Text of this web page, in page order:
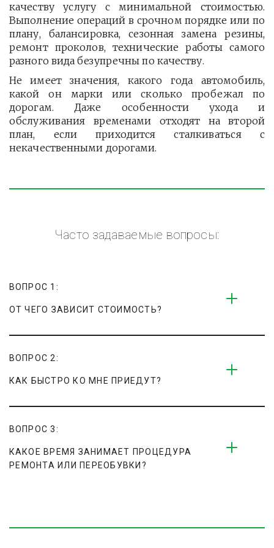
качеству услугу с минимальной стоимостью.
Выполнение операций в срочном порядке или по
плану, балансировка, сезонная замена резины,
ремонт проколов, технические работы самого
разного вида безупречны по качеству.
Не имеет значения, какого года автомобиль,
какой он марки или сколько пробежал по
дорогам. Даже особенности ухода и
обслуживания временами отходят на второй
план, если приходится сталкиваться с
некачественными дорогами.
Часто задаваемые вопросы:
ВОПРОС 1:
ОТ ЧЕГО ЗАВИСИТ СТОИМОСТЬ?
ВОПРОС 2:
КАК БЫСТРО КО МНЕ ПРИЕДУТ?
ВОПРОС 3:
КАКОЕ ВРЕМЯ ЗАНИМАЕТ ПРОЦЕДУРА
РЕМОНТА ИЛИ ПЕРЕОБУВКИ?